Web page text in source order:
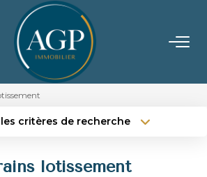
ACHETER
Nos Biens Vendus
critères de recherche
lotissement